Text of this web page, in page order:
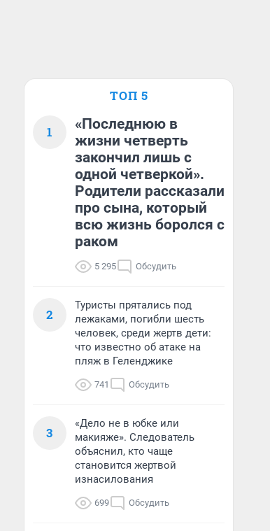
ТОП 5
1
«Последнюю в
жизни четверть
закончил лишь с
одной четверкой».
Родители рассказали
про сына, который
всю жизнь боролся с
раком
5 295 Обсудить
2
Туристы прятались под
лежаками, погибли шесть
человек, среди жертв дети:
что известно об атаке на
пляж в Геленджике
741 Обсудить
3
«Дело не в юбке или
макияже». Следователь
объяснил, кто чаще
становится жертвой
изнасилования
699 Обсудить